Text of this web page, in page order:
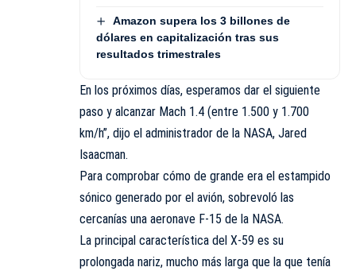
Amazon supera los 3 billones de
dólares en capitalización tras sus
resultados trimestrales
En los próximos días, esperamos dar el siguiente
paso y alcanzar Mach 1.4 (entre 1.500 y 1.700
km/h”, dijo el administrador de la NASA, Jared
Isaacman.
Para comprobar cómo de grande era el estampido
sónico generado por el avión, sobrevoló las
cercanías una aeronave F-15 de la NASA.
La principal característica del X-59 es su
prolongada nariz, mucho más larga que la que tenía